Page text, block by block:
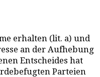
erhalten (lit. a) und
an der Aufhebung
Entscheides hat
Parteien